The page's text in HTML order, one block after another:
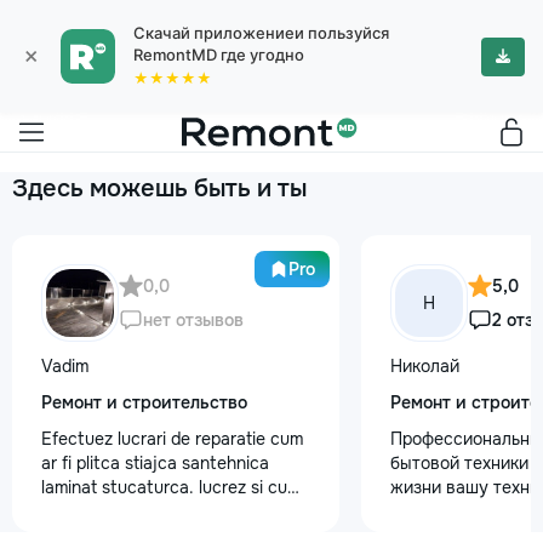
×
Скачай приложениеи пользуйся
RemontMD где угодно
★★★★★
Здесь можешь быть и ты
Pro
0,0
нет отзывов
Vadim
Ремонт и строительство
Efectuez lucrari de reparatie cum
ar fi plitca stiajca santehnica
laminat stucaturca. lucrez si cu
Н
5,0
2
Николай
Ремонт и
бытовой техники
жизни вашу